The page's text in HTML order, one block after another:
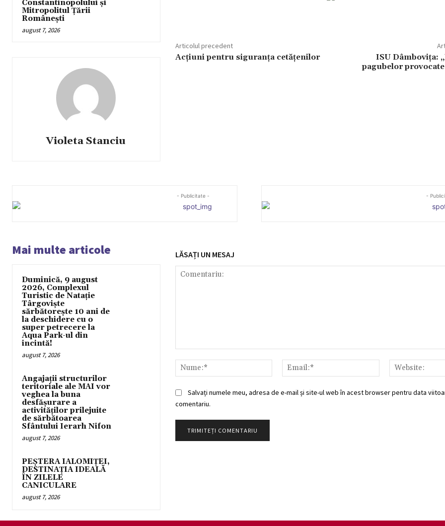
Constantinopolului și
Mitropolitul Țării
Românești
august 7, 2026
Violeta Stanciu
Articolul precedent
Acțiuni pentru siguranța cetățenilor
ISU Dâmbovița:
pagubelor
- Publicitate - -
Mai multe articole
Duminică, 9 august
2026, Complexul
Turistic de Natație
Târgoviște
sărbătorește 10 ani de
la deschidere cu o
super petrecere la
Aqua Park-ul din
incintă!
august 7, 2026
Angajații structurilor
teritoriale ale MAI vor
veghea la buna
desfășurare a
activităților prilejuite
de sărbătoarea
Sfântului Ierarh Nifon
august 7, 2026
PEȘTERA IALOMIȚEI,
DESTINAȚIA IDEALĂ
ÎN ZILELE
CANICULARE
august 7, 2026
LĂSAȚI UN MESAJ
Nume:*
Email:*
Salvați numele meu, adresa de e-mail și site-ul web în acest browser pentru data
comentariu.